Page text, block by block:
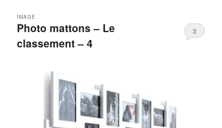
Photo mattons – Le
classement – 4
IMAGE
3